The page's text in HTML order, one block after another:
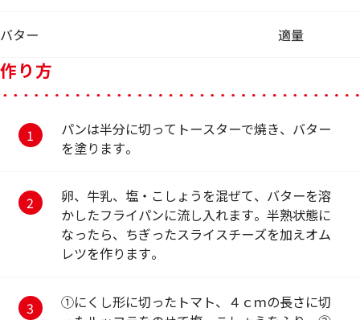
バター 適量
作り方
パンは半分に切ってトースターで焼き、バター
を塗ります。
卵、牛乳、塩・こしょうを混ぜて、バターを溶
かしたフライパンに流し入れます。半熟状態に
なったら、ちぎったスライスチーズを加えオム
レツを作ります。
①にくし形に切ったトマト、４ｃｍの長さに切